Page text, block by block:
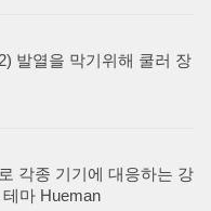
발열을 막기위해 쿨러 장
각종 기기에 대응하는 강
마 Hueman